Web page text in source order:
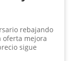
rebajando
oferta mejora
sigue